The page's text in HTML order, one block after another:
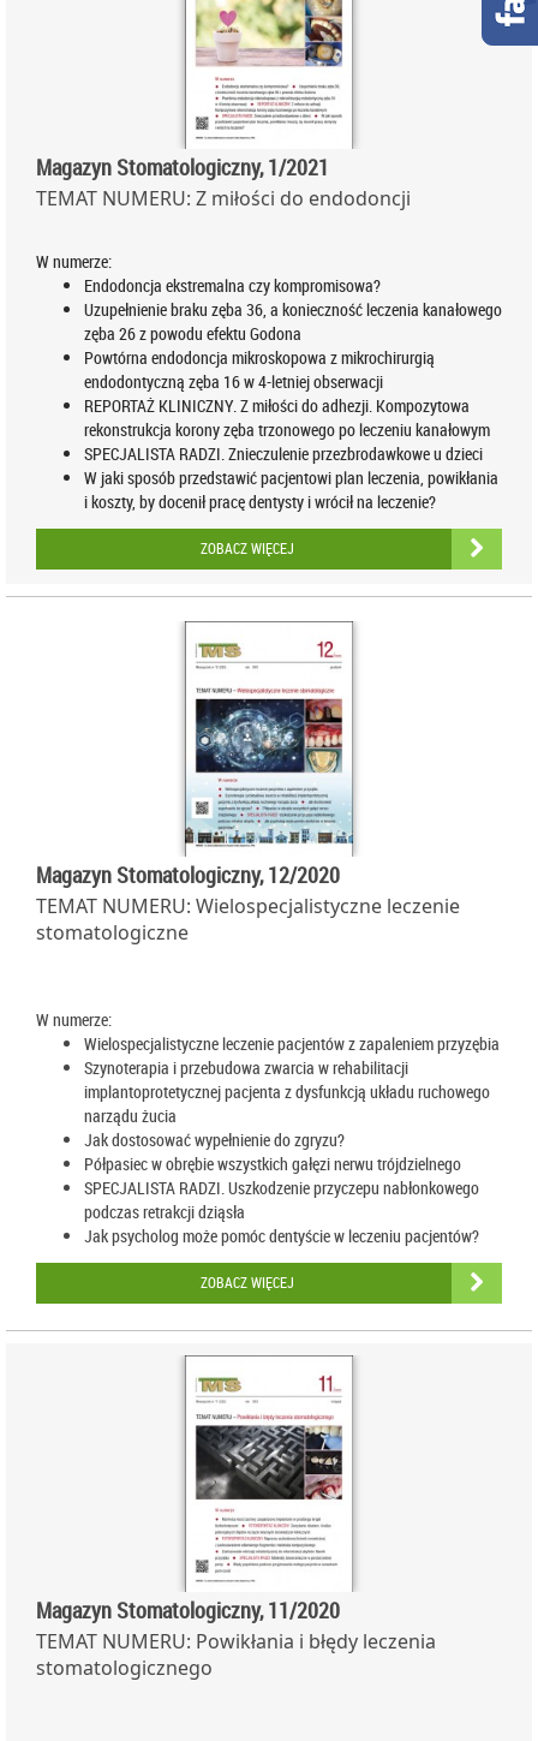
Magazyn Stomatologiczny, 1/2021
TEMAT NUMERU: Z miłości do endodoncji
W numerze:
Endodoncja ekstremalna czy kompromisowa?
Uzupełnienie braku zęba 36, a konieczność leczenia kanałowego
zęba 26 z powodu efektu Godona
Powtórna endodoncja mikroskopowa z mikrochirurgią
endodontyczną zęba 16 w 4-letniej obserwacji
REPORTAŻ KLINICZNY. Z miłości do adhezji. Kompozytowa
rekonstrukcja korony zęba trzonowego po leczeniu kanałowym
SPECJALISTA RADZI. Znieczulenie przezbrodawkowe u dzieci
W jaki sposób przedstawić pacjentowi plan leczenia, powikłania
i koszty, by docenił pracę dentysty i wrócił na leczenie?
ZOBACZ WIĘCEJ
Magazyn Stomatologiczny, 12/2020
TEMAT NUMERU: Wielospecjalistyczne leczenie
stomatologiczne
W numerze:
Wielospecjalistyczne leczenie pacjentów z zapaleniem przyzębia
Szynoterapia i przebudowa zwarcia w rehabilitacji
implantoprotetycznej pacjenta z dysfunkcją układu ruchowego
narządu żucia
Jak dostosować wypełnienie do zgryzu?
Półpasiec w obrębie wszystkich gałęzi nerwu trójdzielnego
SPECJALISTA RADZI. Uszkodzenie przyczepu nabłonkowego
podczas retrakcji dziąsła
Jak psycholog może pomóc dentyście w leczeniu pacjentów?
ZOBACZ WIĘCEJ
Magazyn Stomatologiczny, 11/2020
TEMAT NUMERU: Powikłania i błędy leczenia
stomatologicznego